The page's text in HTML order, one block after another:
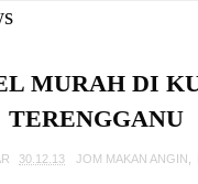
MURAH DI
TERENGGANU
30.12.13 JOM MAKAN ANGIN